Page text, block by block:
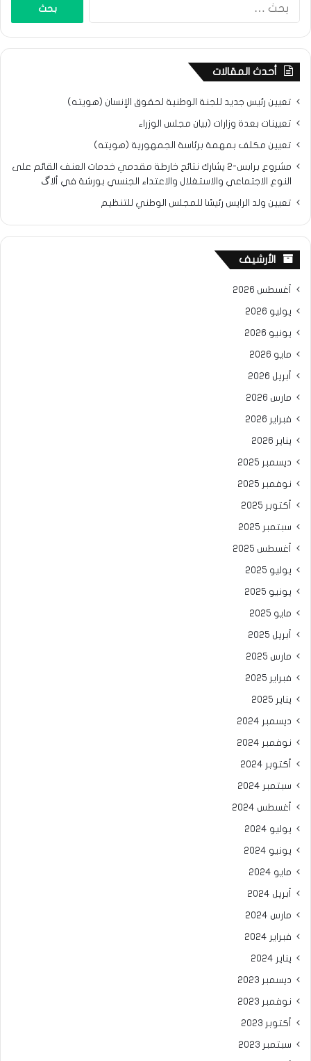
أحدث المقالات
تعيين رئيس جديد للجنة الوطنية لحقوق الإنسان (هويته)
تعيينات بعدة وزارات (بيان مجلس الوزراء
تعيين مكلف بمهمة برئاسة الجمهورية (هويته)
مشروع برابس-2 يشارك نتائح خارطة مقدمي خدمات العنف القائم على
النوع الاجتماعي والاستغلال والاعتداء الجنسي بورشة في ألاگ
تعيين ولد الرايس رئيسًا للمجلس الوطني للتنظيم
الأرشيف
أغسطس 2026
يوليو 2026
يونيو 2026
مايو 2026
أبريل 2026
مارس 2026
فبراير 2026
يناير 2026
ديسمبر 2025
نوفمبر 2025
أكتوبر 2025
سبتمبر 2025
أغسطس 2025
يوليو 2025
يونيو 2025
مايو 2025
أبريل 2025
مارس 2025
فبراير 2025
يناير 2025
ديسمبر 2024
نوفمبر 2024
أكتوبر 2024
سبتمبر 2024
أغسطس 2024
يوليو 2024
يونيو 2024
مايو 2024
أبريل 2024
مارس 2024
فبراير 2024
يناير 2024
ديسمبر 2023
نوفمبر 2023
أكتوبر 2023
سبتمبر 2023